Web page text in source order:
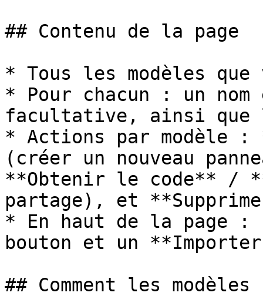
## Contenu de la page
* Tous les modèles
* Pour chacun : un
facultative, ainsi que
* Actions par modèle
(créer un nouveau
**Obtenir le code** /
partage), et
* En haut de la page :
bouton et un
## Comment les